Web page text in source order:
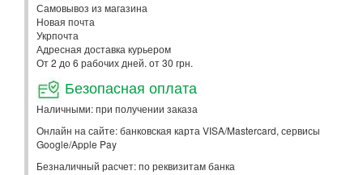
Самовывоз из магазина
Новая почта
Укрпочта
Адресная доставка курьером
От 2 до 6 рабочих дней. от 30 грн.
Безопасная оплата
Наличными: при получении заказа
Онлайн на сайте: банковская карта VISA/Mastercard, сервисы
Google/Apple Pay
Безналичный расчет: по реквизитам банка